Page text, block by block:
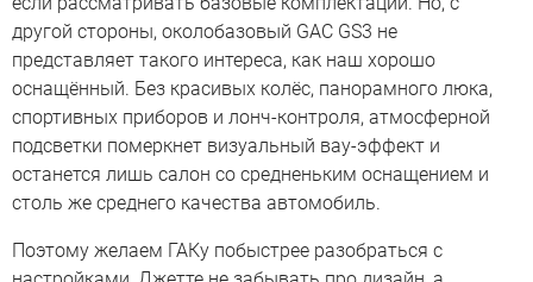
другой стороны, околобазовый GAC GS3 не
представляет такого интереса, как наш хорошо
оснащённый. Без красивых колёс, панорамного люка,
спортивных приборов и лонч-контроля, атмосферной
подсветки померкнет визуальный вау-эффект и
останется лишь салон со средненьким оснащением и
столь же среднего качества автомобиль.
Поэтому желаем ГАКу побыстрее разобраться с